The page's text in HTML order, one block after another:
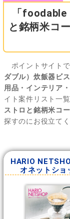
「
と銘柄米コ
ポイントサイト
ダブル）炊飯器ビ
用品・インテリア
イト案件リスト一覧
ストロと銘柄米コー
探すのにお役立てく
HARIO
オネットショ